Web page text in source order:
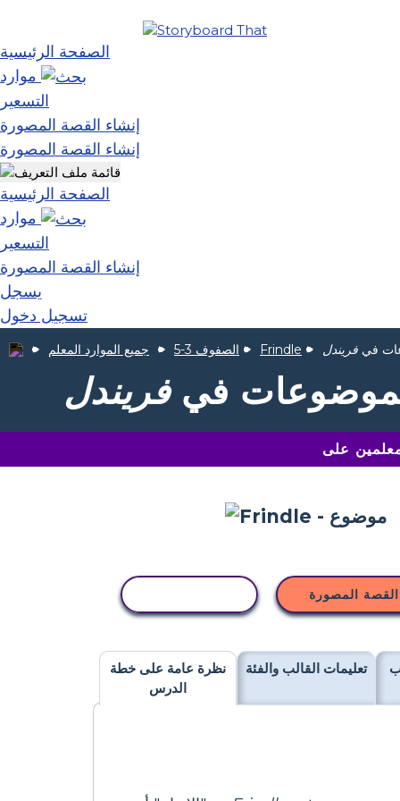
الصفحة الرئيسية
موارد
التسعير
إنشاء القصة المصورة
إنشاء القصة المصورة
الصفحة الرئيسية
موارد
التسعير
إنشاء القصة المصورة
يسجل
تسجيل دخول
جميع الموارد المعلم الصفوف 3-5 Frindle في فريندل
فيفريندل
المصورة
نظرة عامة على خطة
الدرس
تعليمات القالب والفئة